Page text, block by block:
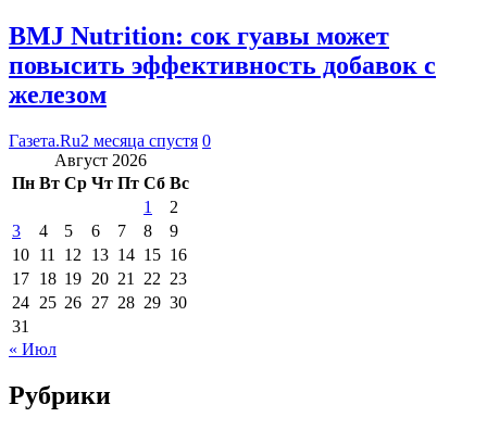
BMJ Nutrition: сок гуавы может
повысить эффективность добавок с
железом
Газета.Ru2 месяца спустя 0
Август 2026
Пн Вт Ср Чт Пт Сб Вс
1
2
3
4 5 6 7 8
9
10 11 12 13 14 15 16
17 18 19 20 21 22 23
24 25 26 27 28 29 30
31
« Июл
Рубрики